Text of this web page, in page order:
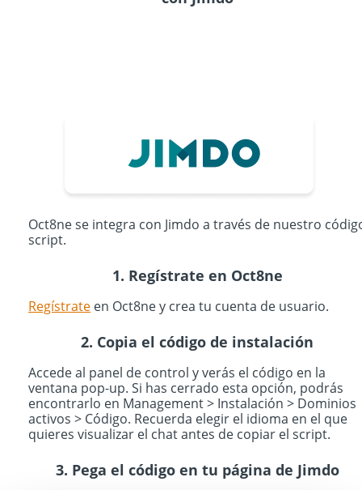
Oct8ne se integra con Jimdo a través de nuestro
script.
1. Regístrate en Oct8ne
Regístrate en Oct8ne y crea tu cuenta de usuario.
2. Copia el código de instalación
Accede al panel de control y verás el código en la
ventana pop-up. Si has cerrado esta opción, podrás
encontrarlo en Management > Instalación > Dominios
activos > Código. Recuerda elegir el idioma en el que
quieres visualizar el chat antes de copiar el script.
3. Pega el código en tu página de Jimdo